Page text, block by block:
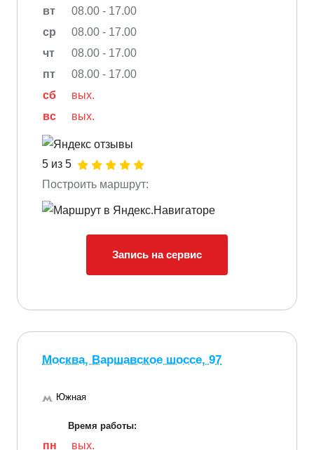
вт
08.00 - 17.00
ср
08.00 - 17.00
чт
08.00 - 17.00
пт
08.00 - 17.00
сб
вых.
вс
вых.
5 из 5
Построить маршрут:
Запись на сервис
Москва, Варшавское шоссе, 97
Южная
Время работы:
пн
вых.